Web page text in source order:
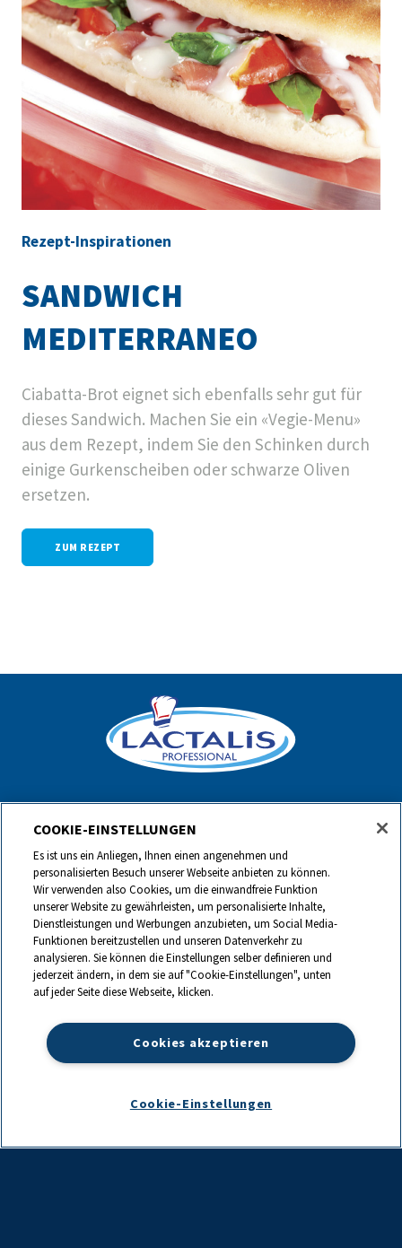
Rezept-Inspirationen
SANDWICH
MEDITERRANEO
Ciabatta-Brot eignet sich ebenfalls sehr gut für
dieses Sandwich. Machen Sie ein «Vegie-Menu»
aus dem Rezept, indem Sie den Schinken durch
einige Gurkenscheiben oder schwarze Oliven
ersetzen.
ZUM REZEPT
Über uns
Unsere Produkte
Rezepte
Unsere Partner
Kontakt
0844 440 440
info@ch.lactalis.com
COOKIE-EINSTELLUNGEN
Es ist uns ein Anliegen, Ihnen einen angenehmen und
personalisierten Besuch unserer Webseite anbieten zu können.
Wir verwenden also Cookies, um die einwandfreie Funktion
unserer Website zu gewährleisten, um personalisierte Inhalte,
Dienstleistungen und Werbungen anzubieten, um Social Media-
Funktionen bereitzustellen und unseren Datenverkehr zu
analysieren. Sie können die Einstellungen selber definieren und
jederzeit ändern, in dem sie auf "Cookie-Einstellungen", unten
auf jeder Seite diese Webseite, klicken.
Cookies akzeptieren
Cookie-Einstellungen